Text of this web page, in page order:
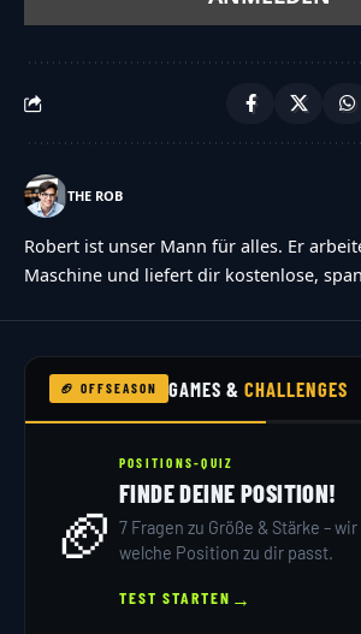
THE ROB
Robert ist unser Mann für alles. Er
Maschine und liefert dir kostenlose,
🏈 OFFSEASON GAMES &CHALLENGES
🏈
POSITIONS-QUIZ
FINDE DEINE POSITION!
7 Fragen zu Größe & Stärke –
welche Position zu dir passt.
TEST STARTEN →